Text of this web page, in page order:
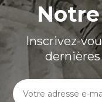
Inscrivez-
dernières